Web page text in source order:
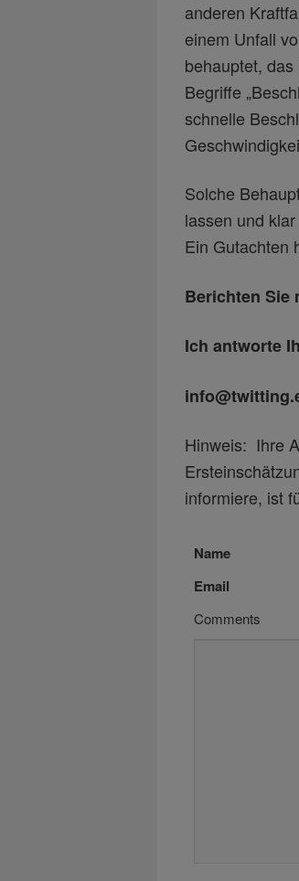
anderen
einem Unfall
behauptet,
Begriffe
schnelle
Solche
lassen und
Ein Gutachten
Berichten Sie
Ich antworte
Hinweis: Ihre
informiere, ist
Name
Email
Comments